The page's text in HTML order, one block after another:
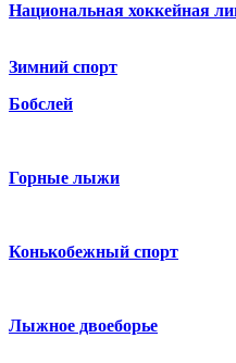
Национальная хоккейная
Зимний спорт
Бобслей
Горные лыжи
Конькобежный спорт
Лыжное двоеборье